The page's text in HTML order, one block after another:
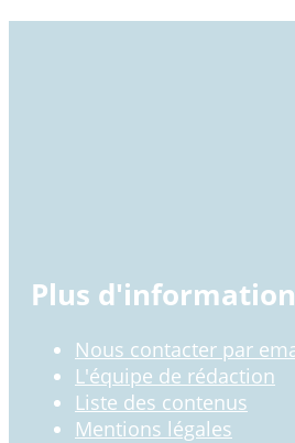
Plus
Nous contacter par
L'équipe de rédaction
Liste des contenus
Mentions légales